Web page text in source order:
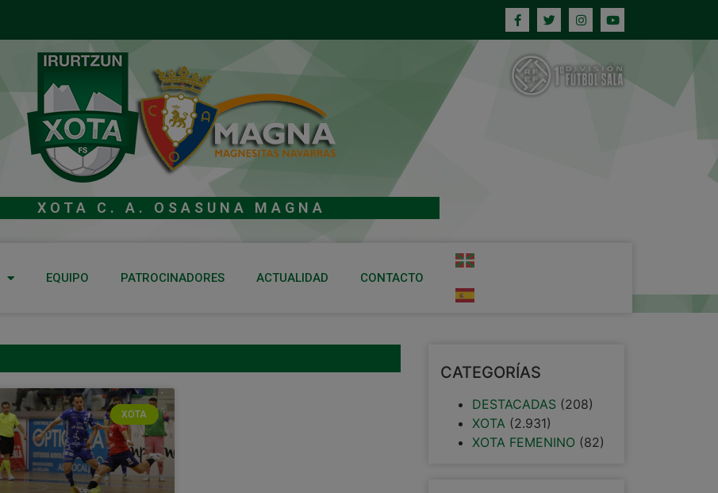
XOTA C. A. OSASUNA MAGNA
EQUIPO PATROCINADORES ACTUALIDAD CONTACTO
XOTA
CATEGORÍAS
DESTACADAS (208)
XOTA (2.931)
XOTA FEMENINO (82)